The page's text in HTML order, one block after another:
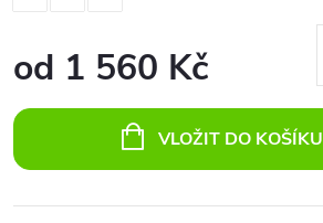
od 1 560 Kč
cena:
VLOŽIT DO KOŠÍKU